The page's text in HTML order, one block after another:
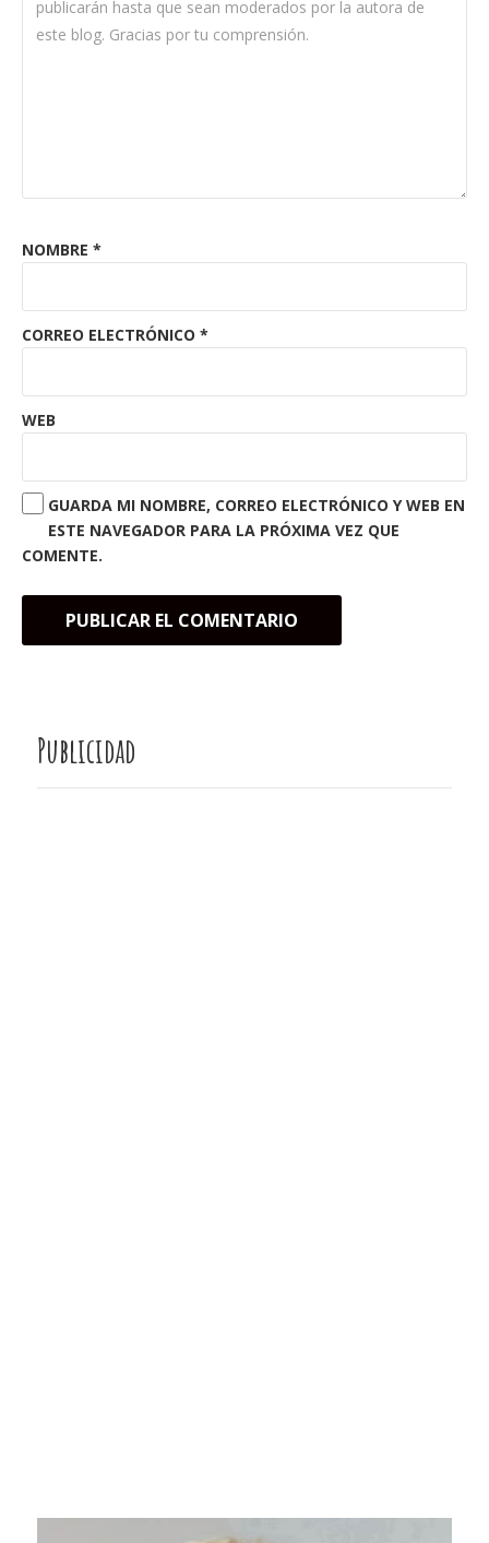
NOMBRE *
CORREO ELECTRÓNICO *
WEB
GUARDA MI NOMBRE, CORREO ELECTRÓNICO Y WEB EN
ESTE NAVEGADOR PARA LA PRÓXIMA VEZ QUE
COMENTE.
Publicidad